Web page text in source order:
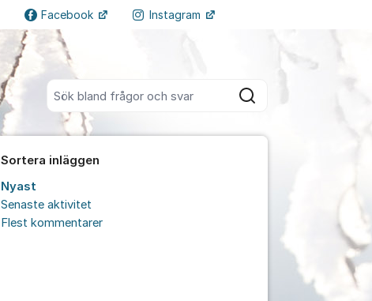
Sök bland alla inlägg
Sök
Facebook Instagram Fler supportlänkar
Sortera inläggen
Nyast
Senaste aktivitet
Flest kommentarer